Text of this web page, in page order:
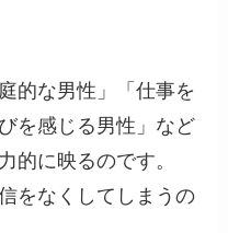
的な男性」「仕事を
を感じる男性」など
的に映るのです。
をなくしてしまうの